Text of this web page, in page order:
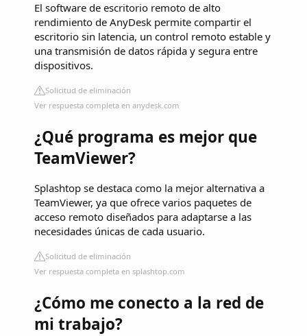
El software de escritorio remoto de alto
rendimiento de AnyDesk permite compartir el
escritorio sin latencia, un control remoto estable y
una transmisión de datos rápida y segura entre
dispositivos.
Solicitud de eliminación
Ver respuesta completa en anydesk.com
¿Qué programa es mejor que
TeamViewer?
Splashtop se destaca como la mejor alternativa a
TeamViewer, ya que ofrece varios paquetes de
acceso remoto diseñados para adaptarse a las
necesidades únicas de cada usuario.
Solicitud de eliminación
Ver respuesta completa en splashtop.com
¿Cómo me conecto a la red de
mi trabajo?